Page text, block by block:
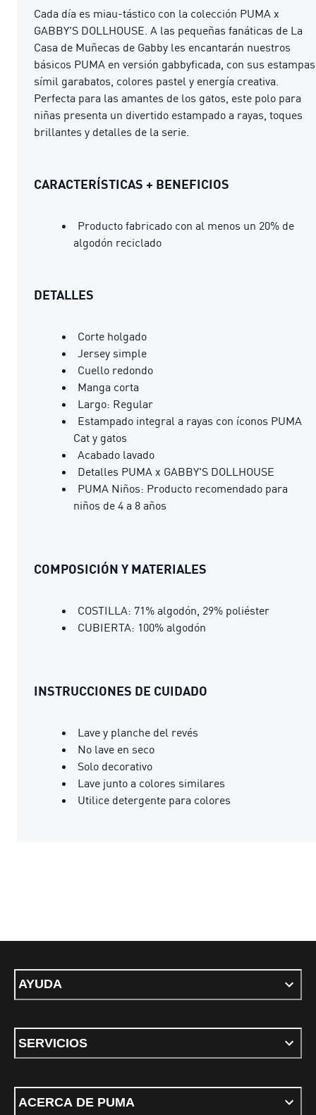
Cada día es miau-tástico con la colección PUMA x
GABBY'S DOLLHOUSE. A las pequeñas fanáticas de La
Casa de Muñecas de Gabby les encantarán nuestros
básicos PUMA en versión gabbyficada, con sus estampas
símil garabatos, colores pastel y energía creativa.
Perfecta para las amantes de los gatos, este polo para
niñas presenta un divertido estampado a rayas, toques
brillantes y detalles de la serie.
CARACTERÍSTICAS + BENEFICIOS
Producto fabricado con al menos un 20% de
algodón reciclado
DETALLES
Corte holgado
Jersey simple
Cuello redondo
Manga corta
Largo: Regular
Estampado integral a rayas con íconos PUMA
Cat y gatos
Acabado lavado
Detalles PUMA x GABBY'S DOLLHOUSE
PUMA Niños: Producto recomendado para
niños de 4 a 8 años
COMPOSICIÓN Y MATERIALES
COSTILLA: 71% algodón, 29% poliéster
CUBIERTA: 100% algodón
INSTRUCCIONES DE CUIDADO
Lave y planche del revés
No lave en seco
Solo decorativo
Lave junto a colores similares
Utilice detergente para colores
AYUDA
SERVICIOS
ACERCA DE PUMA